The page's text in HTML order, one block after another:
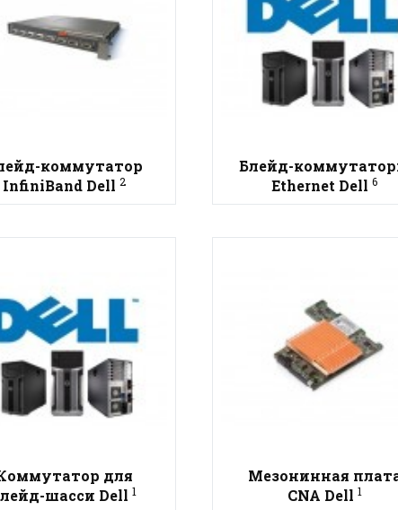
коммутатор
InfiniBand Dell 2
Блейд-
Ethernet Dell6
для
шасси Dell1
Мезонинная
CNA Dell 1